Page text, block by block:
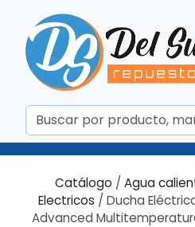
Catálogo / Agua
Electricos / Ducha
Advanced